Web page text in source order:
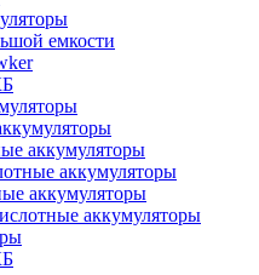
емкости
аккумуляторы
аккумуляторы
аккумуляторы
аккумуляторы